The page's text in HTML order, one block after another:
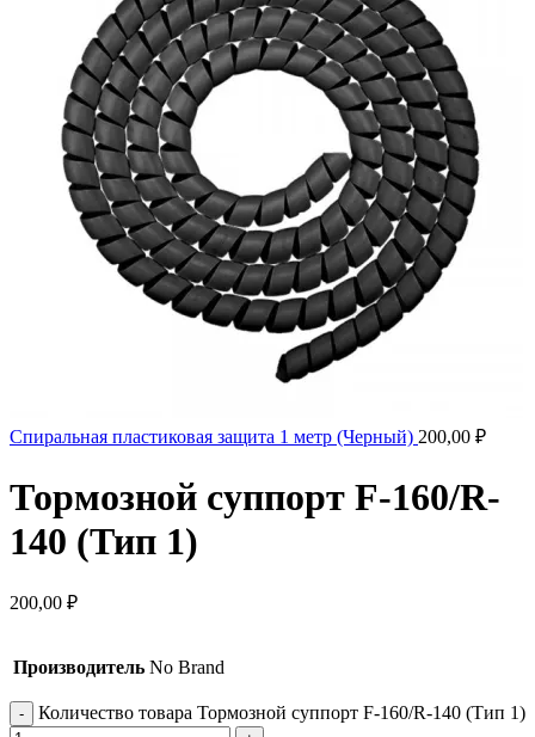
Спиральная пластиковая защита 1 метр (Черный) 200,00 ₽
Тормозной суппорт F-160/R-
140 (Тип 1)
200,00 ₽
Производитель No Brand
Количество товара Тормозной суппорт F-160/R-140 (Тип 1)